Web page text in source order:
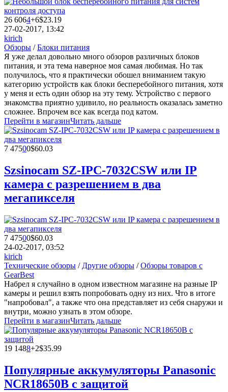
26 6064+6$23.19
27-02-2017, 13:42
kirich
Обзоры /Блоки питания
Я уже делал довольно много обзоров различных блоков
питания, и эта тема наверное моя самая любимая. Но так
получилось, что я практически обошел вниманием такую
категорию устройств как блоки бесперебойного питания, хотя
у меня и есть один обзор на эту тему. Устройство с первого
знакомства приятно удивило, но реальность оказалась заметно
сложнее. Впрочем все как всегда под катом.
Перейти в магазинЧитать дальше
7 47500$60.03
Szsinocam SZ-IPC-7032CSW или IP
камера с разрешением в два
мегапикселя
7 47500$60.03
24-02-2017, 03:52
kirich
Технические обзоры / Другие обзоры /Обзоры товаров с
GearBest
Набрел я случайно в одном известном магазине на разные IP
камеры и решил взять попробовать одну из них. Что в итоге
"напробовал", а также что она представляет из себя снаружи и
внутри, можно узнать в этом обзоре.
Перейти в магазинЧитать дальше
19 1488+2$35.99
Популярные аккумуляторы Panasonic
NCR18650B с защитой